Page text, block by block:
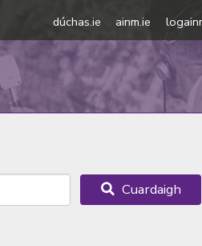
dúchas.ie ainm.ie
Cuardaigh